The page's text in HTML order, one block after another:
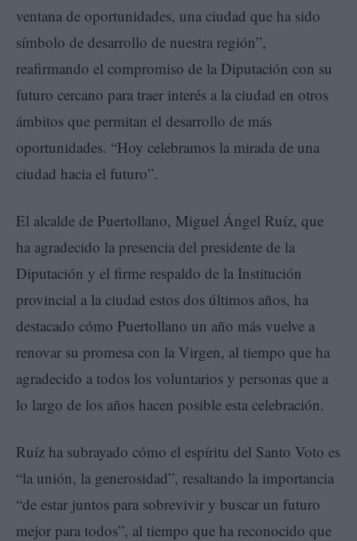
ventana de oportunidades, una ciudad que ha sido
símbolo de desarrollo de nuestra región”,
reafirmando el compromiso de la Diputación con su
futuro cercano para traer interés a la ciudad en otros
ámbitos que permitan el desarrollo de más
oportunidades. “Hoy celebramos la mirada de una
ciudad hacia el futuro”.
El alcalde de Puertollano, Miguel Ángel Ruíz, que
ha agradecido la presencia del presidente de la
Diputación y el firme respaldo de la Institución
provincial a la ciudad estos dos últimos años, ha
destacado cómo Puertollano un año más vuelve a
renovar su promesa con la Virgen, al tiempo que ha
agradecido a todos los voluntarios y personas que a
lo largo de los años hacen posible esta celebración.
Ruíz ha subrayado cómo el espíritu del Santo Voto es
“la unión, la generosidad”, resaltando la importancia
“de estar juntos para sobrevivir y buscar un futuro
mejor para todos”, al tiempo que ha reconocido que